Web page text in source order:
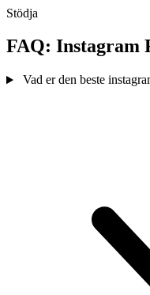
Stödja
FAQ: Instagram
Vad er den beste